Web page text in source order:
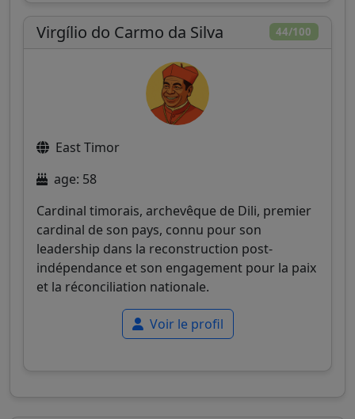
44/100
Virgílio do Carmo da Silva
East Timor
age: 58
Cardinal timorais, archevêque de Dili, premier
cardinal de son pays, connu pour son
leadership dans la reconstruction post-
indépendance et son engagement pour la paix
et la réconciliation nationale.
Voir le profil